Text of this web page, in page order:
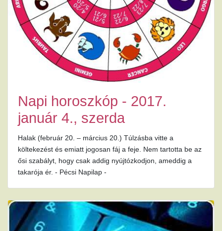
Napi horoszkóp - 2017.
január 4., szerda
Halak (február 20. – március 20.) Túlzásba vitte a
költekezést és emiatt jogosan fáj a feje. Nem tartotta be az
ősi szabályt, hogy csak addig nyújtózkodjon, ameddig a
takarója ér. - Pécsi Napilap -